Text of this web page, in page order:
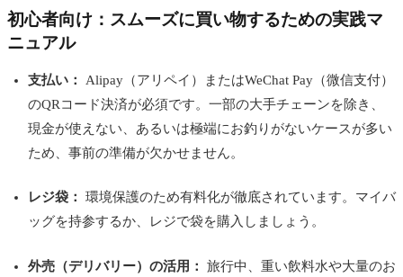
初心者向け：スムーズに買い物するための実践マ
ニュアル
支払い：
Alipay（アリペイ）またはWeChat Pay（微信支付）
のQRコード決済が必須です。一部の大手チェーンを除き、
現金が使えない、あるいは極端にお釣りがないケースが多い
ため、事前の準備が欠かせません。
レジ袋：
環境保護のため有料化が徹底されています。マイバ
ッグを持参するか、レジで袋を購入しましょう。
外売（デリバリー）の活用：
旅行中、重い飲料水や大量のお